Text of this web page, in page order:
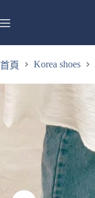
首頁 Korea shoes